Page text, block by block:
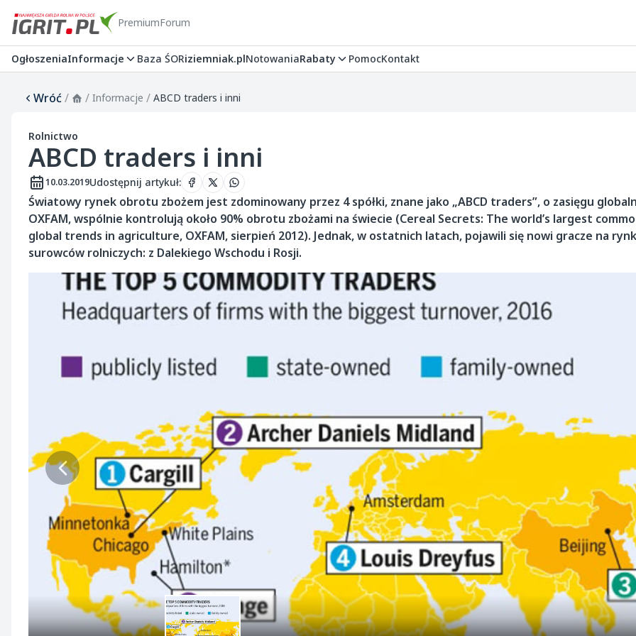
PremiumForum
OgłoszeniaInformacje Baza ŚORiziemniak.plNotowaniaRabaty PomocKontakt
Wróć/ / Informacje / ABCD traders i inni
Rolnictwo
ABCD traders i inni
10.03.2019Udostępnij artykuł:
Światowy rynek obrotu zbożem jest zdominowany przez 4 spółki, znane jako „ABCD traders”, o zasięgu
OXFAM, wspólnie kontrolują około 90% obrotu zbożami na świecie (Cereal Secrets: The world’s largest
global trends in agriculture, OXFAM, sierpień 2012). Jednak, w ostatnich latach, pojawili się nowi gracze na
surowców rolniczych: z Dalekiego Wschodu i Rosji.
Do